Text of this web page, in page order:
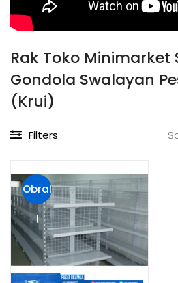
Rak Toko
Gondola Swalayan
(Krui)
Filters
Obral
!